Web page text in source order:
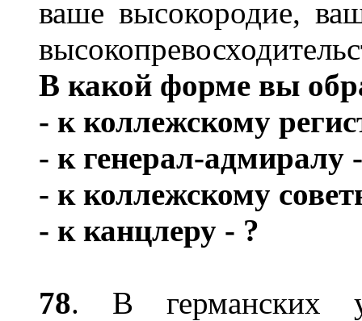
ваше высокородие,
В какой форме вы
- к коллежскому
- к генерал-адмиралу -
- к коллежскому
- к канцлеру - ?
78. В германских